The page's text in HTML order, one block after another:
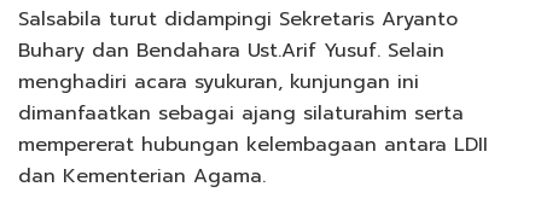
Salsabila turut didampingi Sekretaris Aryanto
Buhary dan Bendahara Ust.Arif Yusuf. Selain
menghadiri acara syukuran, kunjungan ini
dimanfaatkan sebagai ajang silaturahim serta
mempererat hubungan kelembagaan antara LDII
dan Kementerian Agama.